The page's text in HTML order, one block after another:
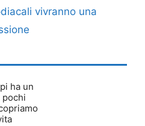
vivranno una
ha un